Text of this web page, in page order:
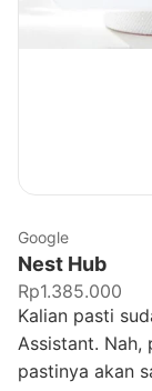
Google
Nest Hub
Rp1.385.000
Kalian pasti
Assistant. Nah,
pastinya akan